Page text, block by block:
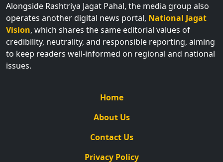
Alongside Rashtriya Jagat Pahal, the media group also
operates another digital news portal, National Jagat
Vision, which shares the same editorial values of
credibility, neutrality, and responsible reporting, aiming
to keep readers well-informed on regional and national
issues.
Home
About Us
Contact Us
Privacy Policy